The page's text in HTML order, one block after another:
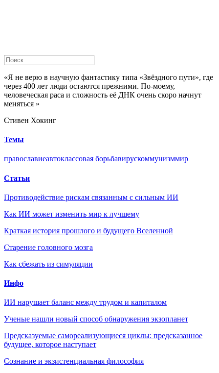
«Я не верю в научную фантастику типа «Звёздного пути», где
через 400 лет люди остаются прежними. По-моему,
человеческая раса и сложность её ДНК очень скоро начнут
меняться »
Стивен Хокинг
Темы
православиеавтоклассовая борьбавирускоммунизммир
Статьи
Противодействие рискам связанным с сильным ИИ
Как ИИ может изменить мир к лучшему
Краткая история прошлого и будущего Вселенной
Старение головного мозга
Как сбежать из симуляции
Инфо
ИИ нарушает баланс между трудом и капиталом
Ученые нашли новый способ обнаружения экзопланет
Предсказуемые самореализующиеся циклы: предсказанное
будущее, которое наступает
Сознание и экзистенциальная философия